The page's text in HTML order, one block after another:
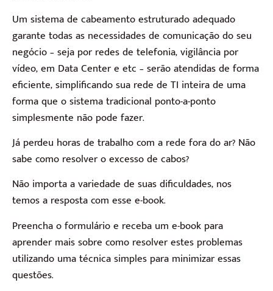
Um sistema de cabeamento estruturado adequado
garante todas as necessidades de comunicação do seu
negócio – seja por redes de telefonia, vigilância por
vídeo, em Data Center e etc – serão atendidas de forma
eficiente, simplificando sua rede de TI inteira de uma
forma que o sistema tradicional ponto-a-ponto
simplesmente não pode fazer.
Já perdeu horas de trabalho com a rede fora do ar? Não
sabe como resolver o excesso de cabos?
Não importa a variedade de suas dificuldades, nos
temos a resposta com esse e-book.
Preencha o formulário e receba um e-book para
aprender mais sobre como resolver estes problemas
utilizando uma técnica simples para minimizar essas
questões.